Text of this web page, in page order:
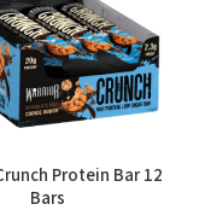
Protein Bar 12
Bars